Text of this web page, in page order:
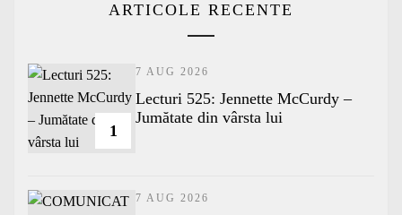
ARTICOLE RECENTE
1
7 AUG 2026
Lecturi 525: Jennette McCurdy –
Jumătate din vârsta lui
7 AUG 2026